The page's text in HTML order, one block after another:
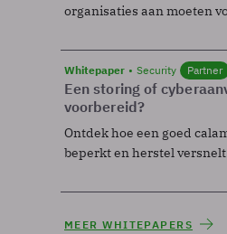
organisaties aan moeten
Whitepaper Security Partner
Een storing of
voorbereid?
Ontdek hoe een goed
beperkt en herstel
MEER WHITEPAPERS